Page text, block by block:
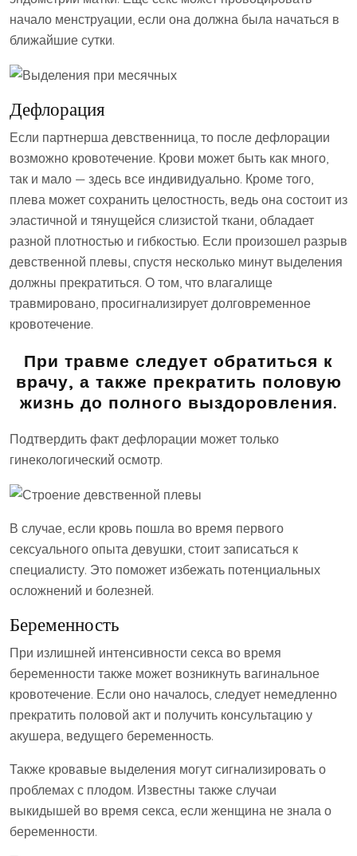
начало менструации, если она должна была начаться в
ближайшие сутки.
Дефлорация
Если партнерша девственница, то после дефлорации
возможно кровотечение. Крови может быть как много,
так и мало — здесь все индивидуально. Кроме того,
плева может сохранить целостность, ведь она состоит из
эластичной и тянущейся слизистой ткани, обладает
разной плотностью и гибкостью. Если произошел разрыв
девственной плевы, спустя несколько минут выделения
должны прекратиться. О том, что влагалище
травмировано, просигнализирует долговременное
кровотечение.
При травме следует обратиться к
врачу, а также прекратить половую
жизнь до полного выздоровления.
Подтвердить факт дефлорации может только
гинекологический осмотр.
В случае, если кровь пошла во время первого
сексуального опыта девушки, стоит записаться к
специалисту. Это поможет избежать потенциальных
осложнений и болезней.
Беременность
При излишней интенсивности секса во время
беременности также может возникнуть вагинальное
кровотечение. Если оно началось, следует немедленно
прекратить половой акт и получить консультацию у
акушера, ведущего беременность.
Также кровавые выделения могут сигнализировать о
проблемах с плодом. Известны также случаи
выкидышей во время секса, если женщина не знала о
беременности.